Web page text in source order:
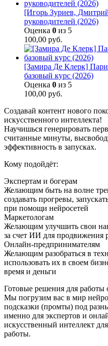
[Игорь Зуриев,
руководителей (2026)
Оценка 0 из 5
100,00 руб.
[Замира Де Клерк]
базовый курс (2026)
Оценка 0 из 5
100,00 руб.
Создавай контент нового
искусственного интеллекта!
Научишься генерировать
считанные минуты,
эффективность в запусках.
Кому подойдёт:
Экспертам и богерам
Желающим быть на волне
создавать прогревы,
при помощи нейросетей
Маркетологам
Желающим улучшить свои
за счет ИИ для продвижения
Онлайн-предпринимателям
Желающим разобраться в
использовать их в своем
время и деньги
Готовые решения для работы
Мы погрузим вас в мир
подсказки (промты) под
именно для экспертов и
искусственный интеллект
работы.